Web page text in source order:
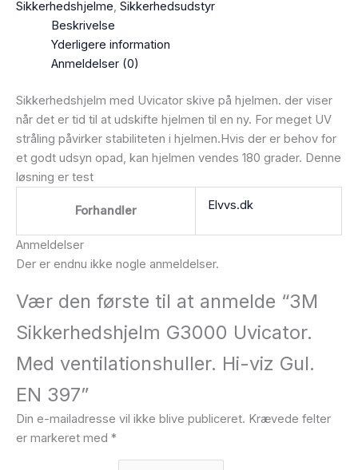
Sikkerhedshjelme, Sikkerhedsudstyr
Beskrivelse
Yderligere information
Anmeldelser (0)
Sikkerhedshjelm med Uvicator skive på hjelmen. der viser
når det er tid til at udskifte hjelmen til en ny. For meget UV
stråling påvirker stabiliteten i hjelmen.Hvis der er behov for
et godt udsyn opad, kan hjelmen vendes 180 grader. Denne
løsning er test
Forhandler Elvvs.dk
Anmeldelser
Der er endnu ikke nogle anmeldelser.
Vær den første til at anmelde “3M
Sikkerhedshjelm G3000 Uvicator.
Med ventilationshuller. Hi-viz Gul.
EN 397”
Din e-mailadresse vil ikke blive publiceret. Krævede felter
er markeret med *